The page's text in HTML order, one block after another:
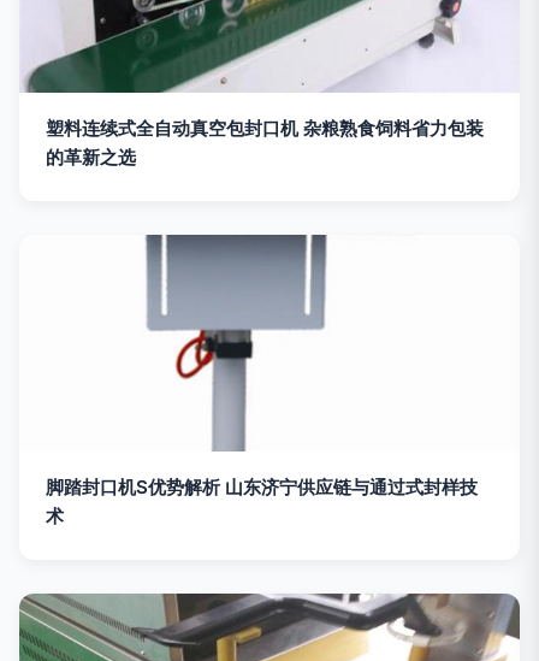
塑料连续式全自动真空包封口机 杂粮熟食饲料省力包装
的革新之选
脚踏封口机S优势解析 山东济宁供应链与通过式封样技
术